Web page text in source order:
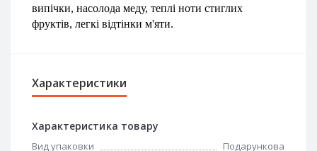
випічки, насолода меду, теплі ноти стиглих
фруктів, легкі відтінки м'яти.
Характеристики
Характеристика товару
Вид упаковки Подарункова